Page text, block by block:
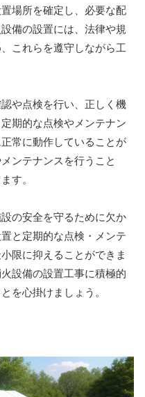
場所を確定し、必要な配
備の設置には、法律や規
これらを遵守しながら工
や点検を行い、正しく機
期的な点検やメンテナン
常に動作していることが
ンテナンスを行うこと
す。
の安全を守るために欠か
と定期的な点検・メンテ
限に抑えることができま
設備の設置工事に積極的
を心掛けましょう。